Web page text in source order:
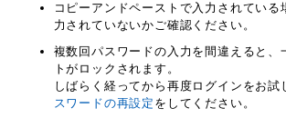
コピーアンドペーストで入力されている
力されていないかご確認ください。
複数回パスワードの入力を間違えると、
トがロックされます。
しばらく経ってから再度ログインをお試
スワードの再設定 をしてください。